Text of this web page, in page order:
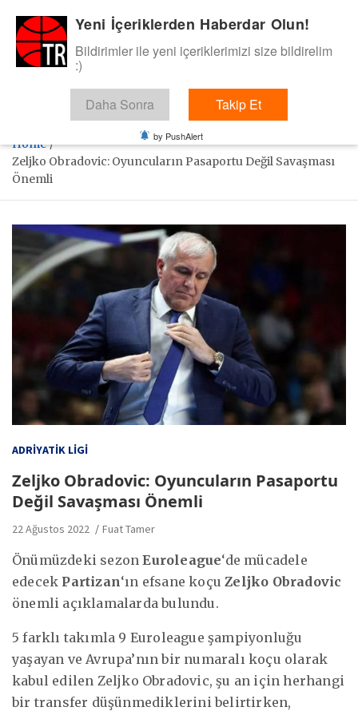
content
BasketTR
Sol dip çizgiden bir basket de bizden gelsin dedik.
Home
Zeljko Obradovic: Oyuncuların Pasaportu Değil Savaşması
Önemli
ADRIYATIK LIGI
Zeljko Obradovic: Oyuncuların Pasaportu
Değil Savaşması Önemli
22 Ağustos 2022 Fuat Tamer
Önümüzdeki sezonEuroleague‘de mücadele
edecek Partizan‘ın efsane koçuZeljko Obradovic
önemli açıklamalarda bulundu.
5 farklı takımla 9 Euroleague şampiyonluğu
yaşayan ve Avrupa’nın bir numaralı koçu olarak
kabul edilen Zeljko Obradovic, şu an için herhangi
bir transfer düşünmediklerini belirtirken,
Yeni İçeriklerden Haberdar Olun!
Bildirimler ile yeni içeriklerimizi size bildirelim
:)
Daha Sonra Takip Et
by PushAlert